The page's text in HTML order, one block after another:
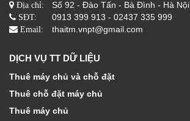
Địa chỉ: Số 92 - Đào Tấn - Bà Đình - Hà Nội
SĐT: 0913 399 913 - 02437 335 999
Email: thaitm.vnpt@gmail.com
DỊCH VỤ TT DỮ LIỆU
Thuê máy chủ và chỗ đặt
Thuê chỗ đặt máy chủ
Thuê máy chủ